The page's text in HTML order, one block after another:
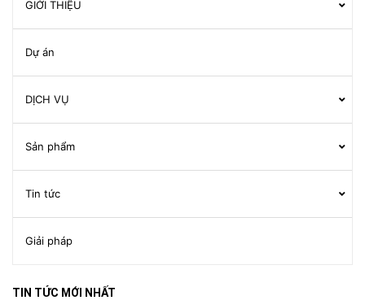
GIỚI THIỆU
Dự án
DỊCH VỤ
Sản phẩm
Tin tức
Giải pháp
TIN TỨC MỚI NHẤT